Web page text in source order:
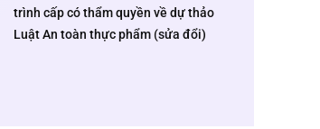
trình cấp có thẩm quyền về dự thảo
Luật An toàn thực phẩm (sửa đổi)